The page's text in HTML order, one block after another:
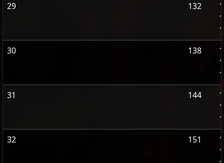
29
132
30
138
31
144
32
151